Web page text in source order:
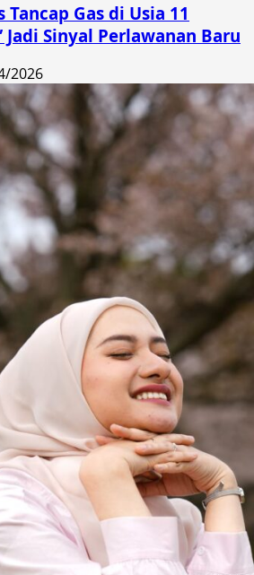
Gas di Usia 11
Jadi Sinyal Perlawanan Baru
2026